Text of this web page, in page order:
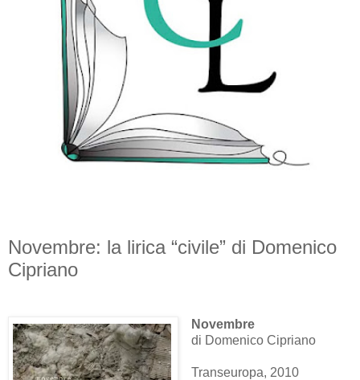
Novembre: la lirica “civile” di Domenico
Cipriano
Novembre
di Domenico Cipriano
Transeuropa, 2010